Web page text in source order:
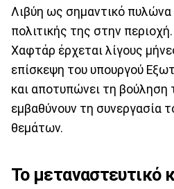
Λιβύη ως σημαντικό πυλώνα
πολιτικής της στην
Χαφτάρ έρχεται λίγους
επίσκεψη του υπουργού
και αποτυπώνει τη
εμβαθύνουν τη συνεργασία
θεμάτων.
Το μεταναστευτικό